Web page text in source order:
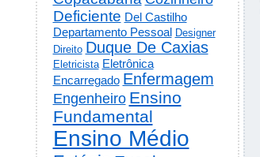
Deficiente Del Castilho
Departamento Pessoal Designer
Direito Duque De Caxias
Eletricista Eletrônica
Encarregado Enfermagem
Engenheiro Ensino
Fundamental
Ensino Médio